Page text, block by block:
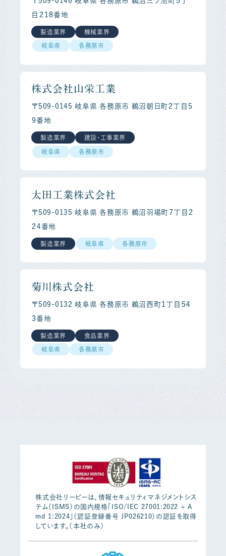
目２１８番地
製造業界 機械業界
岐阜県 各務原市
株式会社山栄工業
〒509-0145 岐阜県 各務原市 鵜沼朝日町２丁目５
９番地
製造業界 建設・工事業界
岐阜県 各務原市
太田工業株式会社
〒509-0135 岐阜県 各務原市 鵜沼羽場町７丁目２
２４番地
製造業界 岐阜県 各務原市
菊川株式会社
〒509-0132 岐阜県 各務原市 鵜沼西町１丁目５４
３番地
製造業界 食品業界
岐阜県 各務原市
株式会社リーピーは、情報セキュリティマネジメントシス
テム（ISMS）の国内規格「ISO/IEC 27001:2022 + A
md 1:2024」（認証登録番号 JP026210）の認証を取得
しています。（本社のみ）